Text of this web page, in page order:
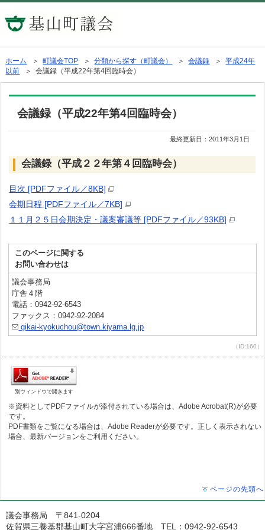
ホーム ＞町議会TOP ＞分類から探す（町議会） ＞会議録 ＞平成24年
以前 ＞ 会議録（平成22年第4回臨時会）
会議録（平成22年第4回臨時会）
最終更新日：2011年3月1日
会議録（平成２２年第４回臨時会）
目次 [PDFファイル／8KB]
会期日程 [PDFファイル／7KB]
１１月２５日会期決定・議案審議等 [PDFファイル／93KB]
このページに関する
お問い合わせは
議会事務局
庁舎４階
電話：0942-92-6543
ファックス：0942-92-2084
gikai-kyokuchou@town.kiyama.lg.jp
（ID:160）
別ウィンドウで開きます
※資料としてPDFファイルが添付されている場合は、Adobe Acrobat(R)が必要
です。
PDF書類をご覧になる場合は、Adobe Readerが必要です。正しく表示されない
場合、最新バージョンをご利用ください。
ページの先頭へ
議会事務局 〒841-0204
佐賀県三養基郡基山町大字宮浦666番地 TEL：0942-92-6543